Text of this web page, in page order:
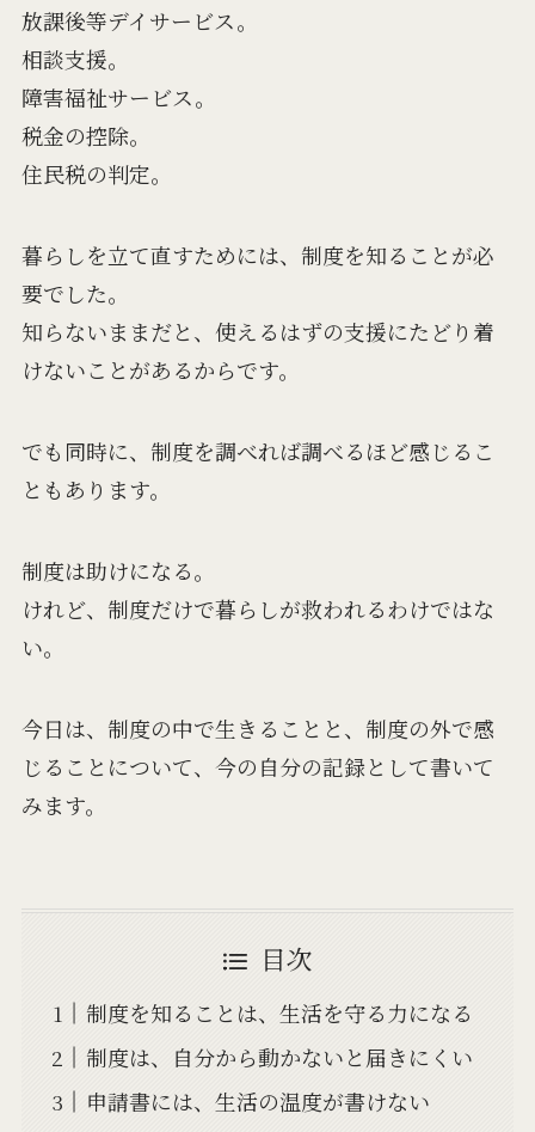
放課後等デイサービス。
相談支援。
障害福祉サービス。
税金の控除。
住民税の判定。
暮らしを立て直すためには、制度を知ることが必
要でした。
知らないままだと、使えるはずの支援にたどり着
けないことがあるからです。
でも同時に、制度を調べれば調べるほど感じるこ
ともあります。
制度は助けになる。
けれど、制度だけで暮らしが救われるわけではな
い。
今日は、制度の中で生きることと、制度の外で感
じることについて、今の自分の記録として書いて
みます。
目次
制度を知ることは、生活を守る力になる
制度は、自分から動かないと届きにくい
申請書には、生活の温度が書けない